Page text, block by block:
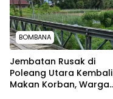
BOMBANA
Jembatan Rusak di
Poleang Utara Kembali
Makan Korban, Warga